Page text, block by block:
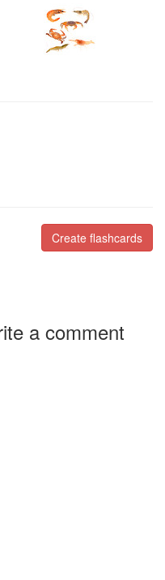
Create flashcards
a comment